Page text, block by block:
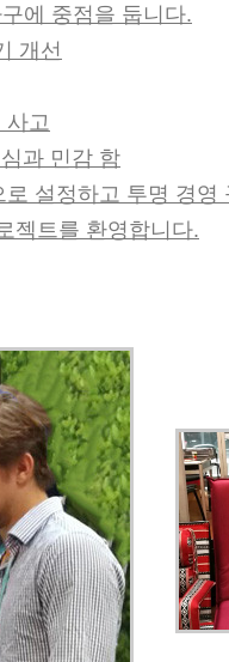
에 중점을 둡니다.
개선
사고
과 민감 함
설정하고 투명 경영
젝트를 환영합니다.